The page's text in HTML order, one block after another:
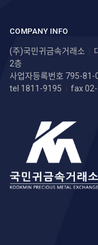
COMPANY INFO
(주)국민귀금속거래소 |
2층
사업자등록번호 795-
tel 1811-9195 | fax